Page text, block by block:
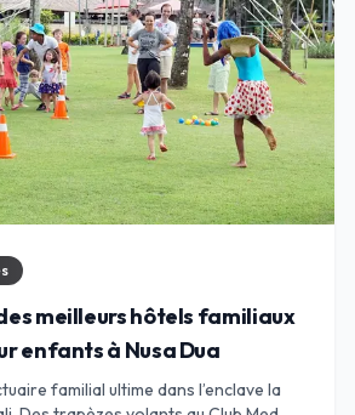
meilleurs hôtels familiaux
enfants à Nusa Dua
familial ultime dans l’enclave la